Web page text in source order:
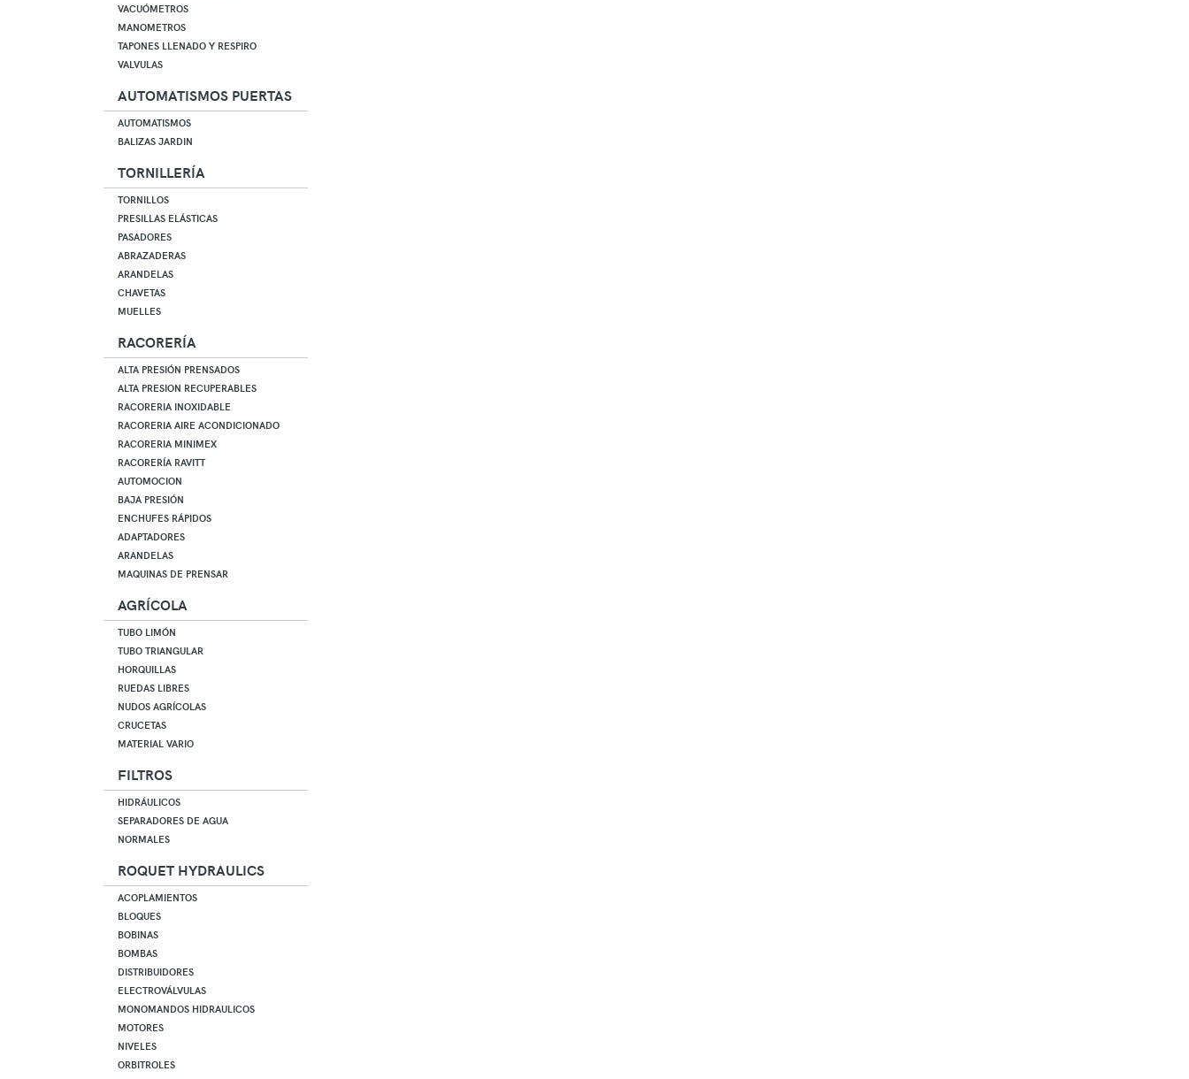
VACUÓMETROS
MANOMETROS
TAPONES LLENADO Y RESPIRO
VALVULAS
AUTOMATISMOS PUERTAS
AUTOMATISMOS
BALIZAS JARDIN
TORNILLERÍA
TORNILLOS
PRESILLAS ELÁSTICAS
PASADORES
ABRAZADERAS
ARANDELAS
CHAVETAS
MUELLES
RACORERÍA
ALTA PRESIÓN PRENSADOS
ALTA PRESION RECUPERABLES
RACORERIA INOXIDABLE
RACORERIA AIRE ACONDICIONADO
RACORERIA MINIMEX
RACORERÍA RAVITT
AUTOMOCION
BAJA PRESIÓN
ENCHUFES RÁPIDOS
ADAPTADORES
ARANDELAS
MAQUINAS DE PRENSAR
AGRÍCOLA
TUBO LIMÓN
TUBO TRIANGULAR
HORQUILLAS
RUEDAS LIBRES
NUDOS AGRÍCOLAS
CRUCETAS
MATERIAL VARIO
FILTROS
HIDRÁULICOS
SEPARADORES DE AGUA
NORMALES
ROQUET HYDRAULICS
ACOPLAMIENTOS
BLOQUES
BOBINAS
BOMBAS
DISTRIBUIDORES
ELECTROVÁLVULAS
MONOMANDOS HIDRAULICOS
MOTORES
NIVELES
ORBITROLES